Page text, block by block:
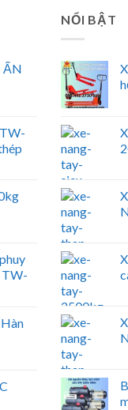
ẤN
TW-
NỔI BẬT